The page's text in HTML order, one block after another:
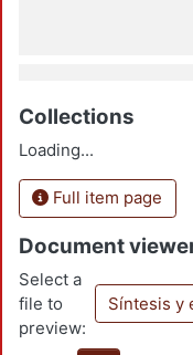
Collections
Loading...
Full item page
Document
Select a
file to
preview:
Síntesis y